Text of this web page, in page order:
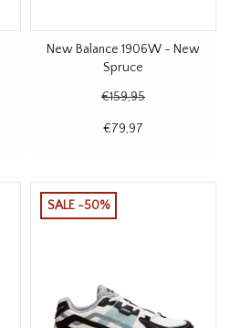
New Balance 1906W - New
Spruce
€159,95
€79,97
SALE -50%